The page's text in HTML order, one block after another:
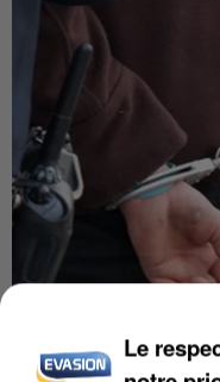
L’UN DES
Le